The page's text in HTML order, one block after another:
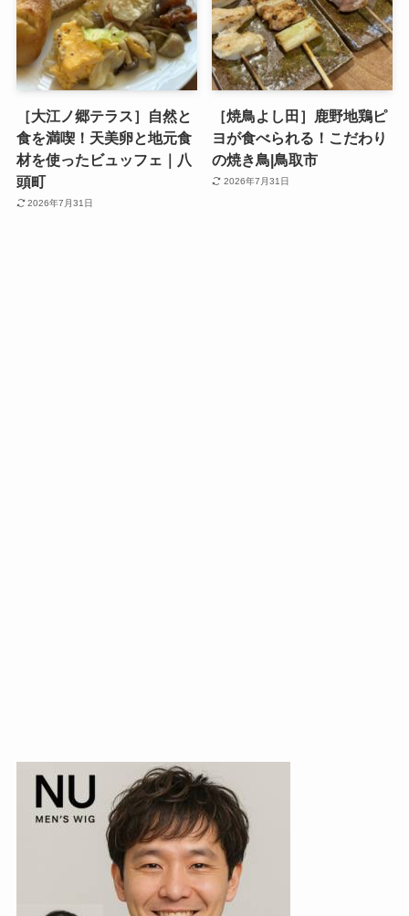
［大江ノ郷テラス］自然と
食を満喫！天美卵と地元食
材を使ったビュッフェ｜八
頭町
2026年7月31日
［焼鳥よし田］鹿野地鶏ピ
ヨが食べられる！こだわり
の焼き鳥|鳥取市
2026年7月31日